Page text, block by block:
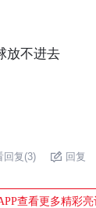
放不进去
回复(3) 回复
查看更多精彩亮